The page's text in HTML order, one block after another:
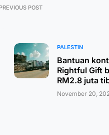
PREVIOUS POST
PALESTIN
Bantuan
Rightful Gift
RM2.8 juta
November 20,